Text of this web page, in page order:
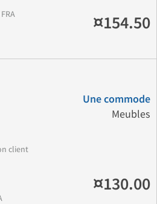
¤154.50
Une commode
Meubles
client
¤130.00